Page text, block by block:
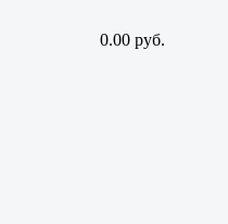
0.00 руб.